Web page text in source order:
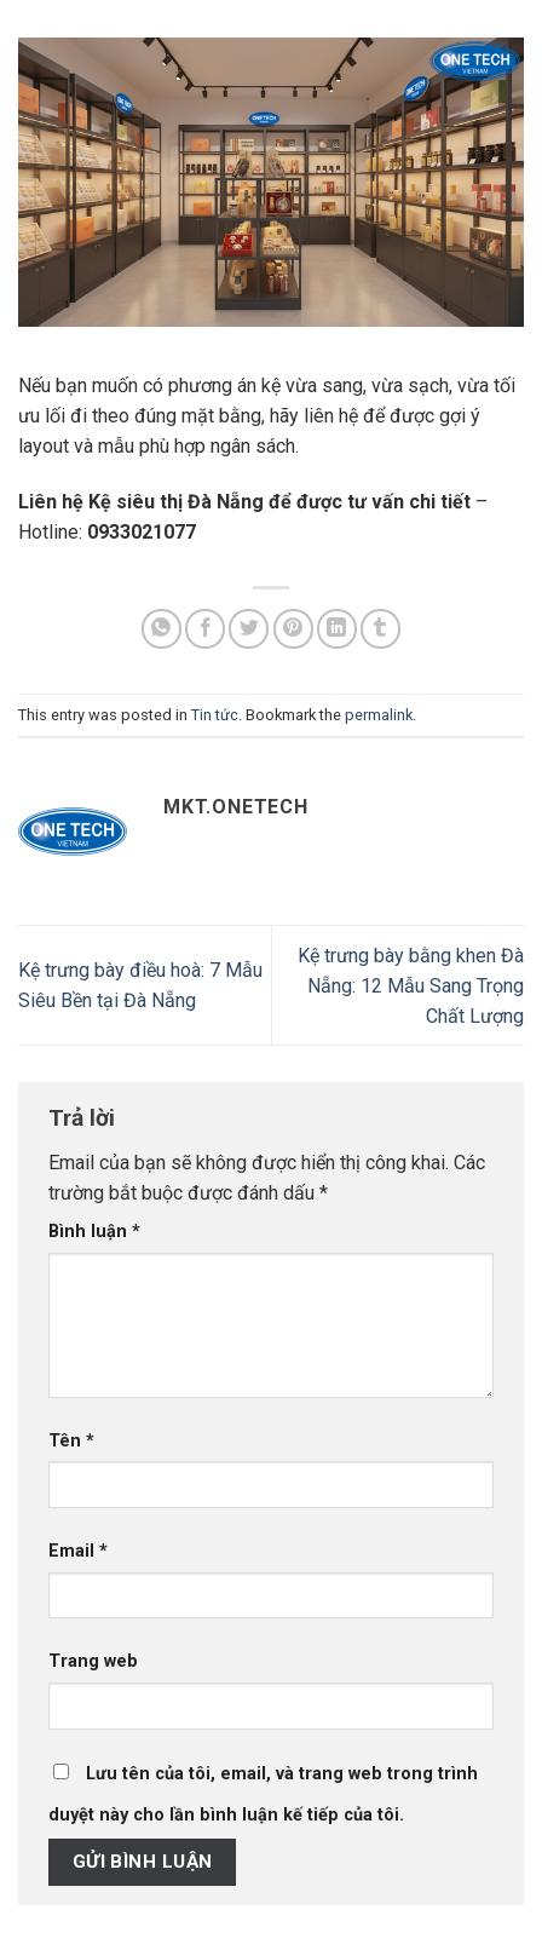
Nếu bạn muốn có phương án kệ vừa sang, vừa sạch, vừa tối
ưu lối đi theo đúng mặt bằng, hãy liên hệ để được gợi ý
layout và mẫu phù hợp ngân sách.
Liên hệ Kệ siêu thị Đà Nẵng để được tư vấn chi tiết –
Hotline: 0933021077
This entry was posted in Tin tức . Bookmark the permalink
MKT.ONETECH
Kệ trưng bày điều hoà: 7 Mẫu
Siêu Bền tại Đà Nẵng
Kệ trưng bày bằng khen Đà
Nẵng: 12 Mẫu Sang Trọng
Chất Lượng
Trả lời
Email của bạn sẽ không được hiển thị công khai. Các
trường bắt buộc được đánh dấu *
Bình luận *
Tên *
Email *
Trang web
Lưu tên của tôi, email, và trang web trong trình
duyệt này cho lần bình luận kế tiếp của tôi.